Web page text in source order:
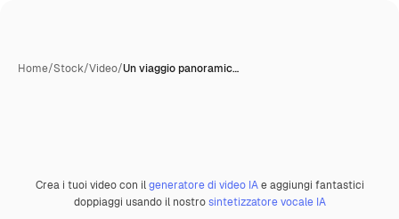
Home/Stock/Video/Un viaggio panoramic…
Premium
Crea i tuoi video con ilgeneratore di video IAe aggiungi fantastici
doppiaggi usando il nostrosintetizzatore vocale IA